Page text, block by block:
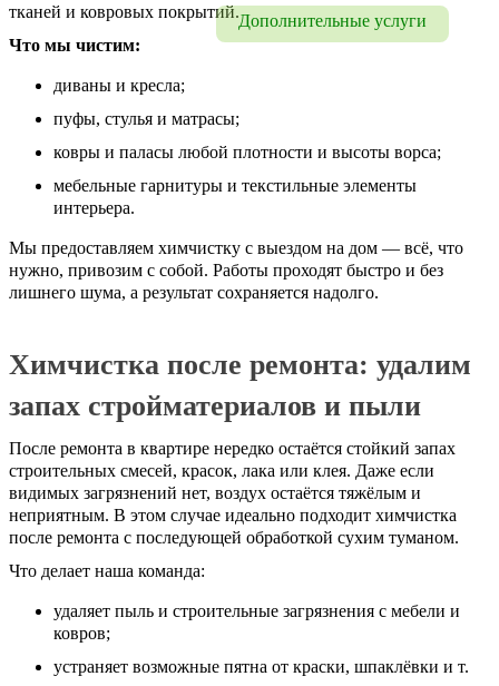
Дополнительные услуги
тканей и ковровых покрытий.
Что мы чистим:
диваны и кресла;
пуфы, стулья и матрасы;
ковры и паласы любой плотности и высоты ворса;
мебельные гарнитуры и текстильные элементы
интерьера.
Мы предоставляем химчистку с выездом на дом — всё, что
нужно, привозим с собой. Работы проходят быстро и без
лишнего шума, а результат сохраняется надолго.
Химчистка после ремонта: удалим
запах стройматериалов и пыли
После ремонта в квартире нередко остаётся стойкий запах
строительных смесей, красок, лака или клея. Даже если
видимых загрязнений нет, воздух остаётся тяжёлым и
неприятным. В этом случае идеально подходит химчистка
после ремонта с последующей обработкой сухим туманом.
Что делает наша команда:
удаляет пыль и строительные загрязнения с мебели и
ковров;
устраняет возможные пятна от краски, шпаклёвки и т.